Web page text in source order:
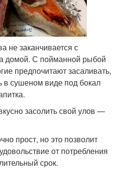
не заканчивается с
домой. С пойманной рыбой
предпочитают засаливать,
в сушеном виде под бокал
засолить свой улов —
прост, но это позволит
от потребления
срок.